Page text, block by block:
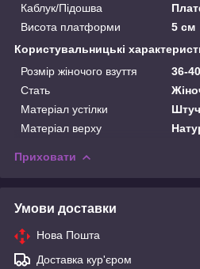
Каблук/Підошва
Висота платформи
5 см
Користувальницькі
Розмір жіночого взуття
36-40
Стать
Матеріал устілки
Матеріал верху
Приховати
Умови доставки
Нова Пошта
Доставка кур'єром